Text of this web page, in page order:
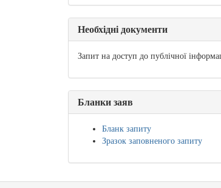
Необхідні документи
Запит на доступ до публічної
Бланки заяв
Бланк запиту
Зразок заповненого запиту